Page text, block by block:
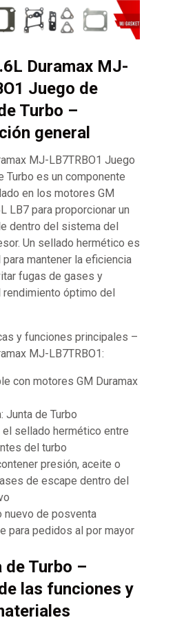
Duramax MJ-
Juego de
Turbo –
general
MJ-LB7TRBO1 Juego
Turbo es un componente
en los motores GM
LB7 para proporcionar un
dentro del sistema del
Un sellado hermético es
mantener la eficiencia
fugas de gases y
óptimo del
y funciones principales –
MJ-LB7TRBO1:
con motores GM Duramax
Junta de Turbo
el sellado hermético entre
del turbo
presión, aceite o
de escape dentro del
nuevo de posventa
para pedidos al por mayor
de Turbo –
las funciones y